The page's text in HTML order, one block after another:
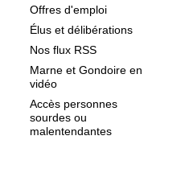
Offres d'emploi
Élus et délibérations
Nos flux RSS
Marne et Gondoire en
vidéo
Accès personnes
sourdes ou
malentendantes